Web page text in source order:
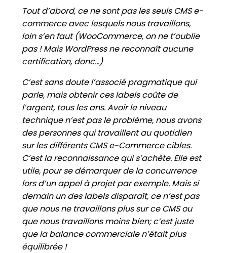
Tout d’abord, ce ne sont pas les seuls CMS e-
commerce avec lesquels nous travaillons,
loin s’en faut (WooCommerce, on ne t’oublie
pas ! Mais WordPress ne reconnaît aucune
certification, donc…)
C’est sans doute l’associé pragmatique qui
parle, mais obtenir ces labels coûte de
l’argent, tous les ans. Avoir le niveau
technique n’est pas le problème, nous avons
des personnes qui travaillent au quotidien
sur les différents CMS e-Commerce cibles.
C’est la reconnaissance qui s’achète. Elle est
utile, pour se démarquer de la concurrence
lors d’un appel à projet par exemple. Mais si
demain un des labels disparaît, ce n’est pas
que nous ne travaillons plus sur ce CMS ou
que nous travaillons moins bien; c’est juste
que la balance commerciale n’était plus
équilibrée !